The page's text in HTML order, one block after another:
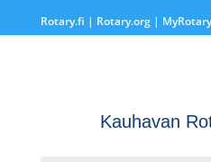
Rotary.fi | Rotary.org|
Kauhavan